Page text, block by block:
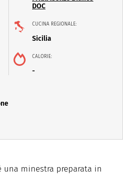
DOC
CUCINA REGIONALE:
Sicilia
CALORIE:
-
una minestra preparata in